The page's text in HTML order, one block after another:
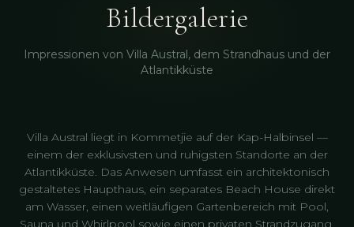
Bildergalerie
Impressionen von Villa Austral, dem Strandhaus und der
Atlantikküste
Villa Austral liegt in Kommetjie auf der Kap-Halbinsel —
einem der exklusivsten und ruhigsten Standorte an der
Atlantikküste. Das Anwesen umfasst ein architektonisch
gestaltetes Haupthaus, ein separates Beach House direkt
am Wasser, einen weitläufigen Gartenbereich mit Pool,
Sauna und Whirlpool sowie einen privaten Strandzugang.